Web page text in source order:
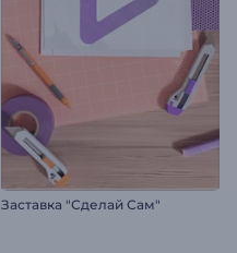
Заставка "Сделай Сам"